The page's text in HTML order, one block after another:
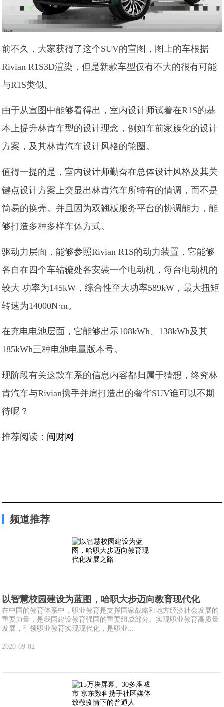
前不久，大家获得了这个SUV的宣图，图上的车根据
Rivian R1S3D渲染，但是新款车型仅有不大的很有可能
与R1S类似。
由于从宣图中能够看得出，室内设计师试着在R1S的基
本上提升林肯车型的设计理念，例如车前家族化的设计
方案，及其林肯汽车设计风格的轮圈。
值得一提的是，室内设计师勤奋在总体设计风格及其关
键点设计方案上突显出林肯汽车所特有的情调，而不是
简易的换壳。并且因为双翘板服务平台的协调能力，能
够打造多种多样车体方式。
驱动力层面，能够参照Rivian R1S的动力装置，它能够
各自在四个车轱辘处各安裝一个电动机，每台电动机的
较大 功率为145kW，综合性至大功率589kW，最大扭矩
转速为14000N·m。
在充电电池层面，它能够出示108kWh、138kWh及其
185kWh三种电池电量版本号。
现阶段有关这款车系的信息内容都归属于猜想，终究林
肯汽车与Rivian携手并肩打造出的奢华SUV谁可以不期
待呢？
推荐阅读： 闽财网
频道推荐
以智慧校园建设为蓝图，哈职大步迈向教育现代化
在中国的教育体系中，职业教育是支撑国家战略和地方经济社会发展的
重要力量，是我国建设教育强国的重要组成部分。实现职业教育高质量
发展，引领职业教育实现现代化，是职业...
2020-09-02